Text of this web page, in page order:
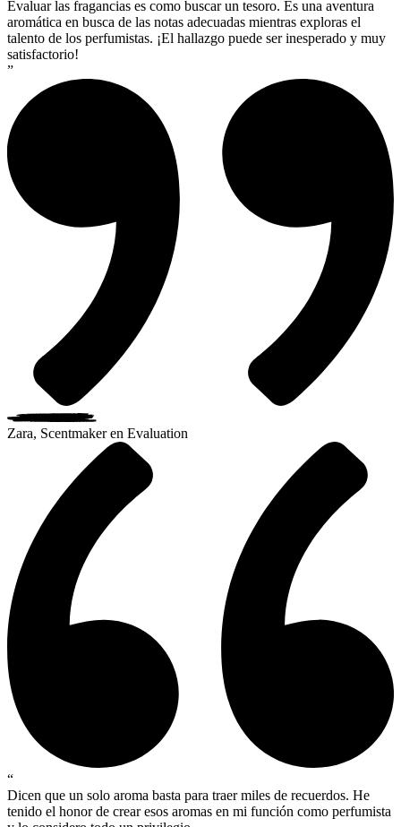
Evaluar las fragancias es como buscar un tesoro. Es una aventura
aromática en busca de las notas adecuadas mientras exploras el
talento de los perfumistas. ¡El hallazgo puede ser inesperado y muy
satisfactorio!
”
Zara, Scentmaker en Evaluation
“
Dicen que un solo aroma basta para traer miles de recuerdos. He
tenido el honor de crear esos aromas en mi función como perfumista